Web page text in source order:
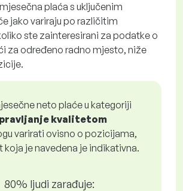
plaća s uključenim
jako variraju po različitim
ste zainteresirani za podatke o
za određeno radno mjesto, niže
neto plaće u kategoriji
kvalitetom
varirati ovisno o pozicijama,
koja je navedena je indikativna.
80% ljudi zarađuje: